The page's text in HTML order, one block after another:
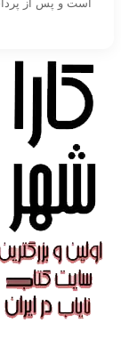
است و پس از